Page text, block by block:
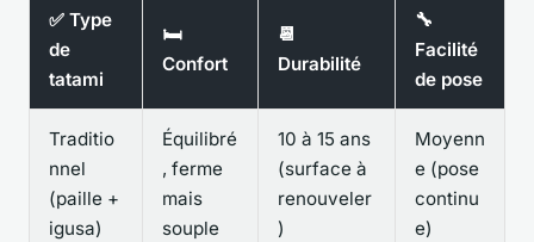
✅ Type
de
tatami
🛏️
Confort
📆
Durabilité
🔧
Facilité
de pose
Traditio
nnel
(paille +
igusa)
Équilibré
, ferme
mais
souple
10 à 15 ans
(surface à
renouveler
)
Moyenn
e (pose
continu
e)